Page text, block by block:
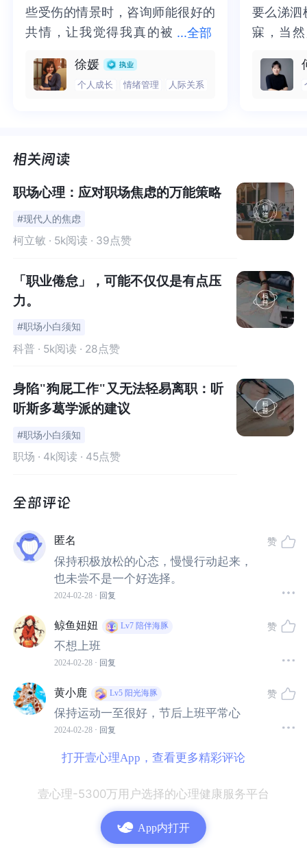
01
回到办公室的你，电脑上的字越看越模糊，一听领导讲话
失眠、记忆力减退等症状。
如果这些症状你都有，那么很可能是患上了假期综合
（p
ost-holiday syndrome）
为什么假期结束后会有这种感觉呢？
毕竟假期和日常生活总是有所不同。从大年三十到开工前
的这段时间里，大多数人都很松弛，
假期结束的那刻，仿佛突然之间一切都结束了。假期所带
来兴奋的感觉、充实的活动和与他人的社交都消失了。那
些让人期待的时刻，都已成为过去。
好不容易在假期里喘口气，才几天就又要回到忙碌的工作
就不免出现身心失调的情况。
不论经历了多少个假期，到它结束时还是万分痛苦。很多
人都会经历节后情绪低落，但大家都不太愿意谈论这个话
题，社交压力也倾向于让每个人在他人面前表现出“积极的
...全部
些受伤的情景时，咨询师能很好的
共情，让我觉得我真的被
一部分未处理的情绪被注意到了，
而且当咨询师准确说出我当时的情
觉轻快了很多，感觉轻松了。很感
谢咨询师姐姐！
些受伤的情景时，咨询师能很好的
共情，让我觉得我真的被抱住了。
处理的情绪被注意到了，而且当咨
询师准确说出我当时的情绪，我感
了很多，感觉轻松了。很感谢咨询
师姐姐！
徐媛
个人成长 情绪管理 人际关系
要么涕泗
寐，当
来，觉
再困于
要么涕泗
寐，当然
不必再
梏，更
职场心理：应对职场焦虑的万能策略
#现代人的焦虑
柯立敏 · 5k阅读 · 39点赞
「职业倦怠」，可能不仅仅是有点压
力。
#职场小白须知
科普 · 5k阅读 · 28点赞
身陷"狗屁工作"又无法轻易离职：听
听斯多葛学派的建议
#职场小白须知
职场 · 4k阅读 · 45点赞
匿名
保持积极放松的心态，慢慢行动起来，
也未尝不是一个好选择。
2024-02-28 · 回复
赞
鲸鱼妞妞 Lv7 陪伴海豚
不想上班
2024-02-28 · 回复
赞
黄小鹿 Lv5 阳光海豚
保持运动一至很好，节后上班平常心
2024-02-28 · 回复
赞
打开壹心理App，查看更多精彩评论
壹心理-5300万用户选择的心理健康服务平台
App内打开